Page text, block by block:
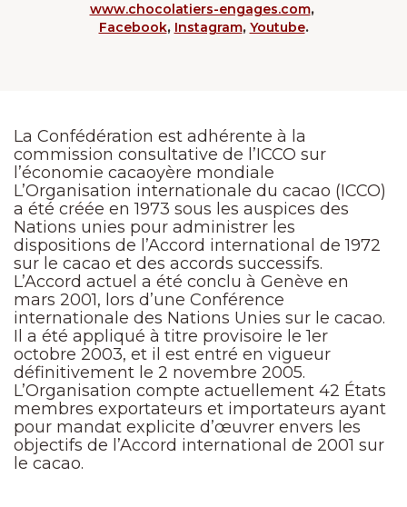
www.chocolatiers-engages.com,
Facebook, Instagram, Youtube.
La Confédération est adhérente à la
commission consultative de l’ICCO sur
l’économie cacaoyère mondiale
L’Organisation internationale du cacao (ICCO)
a été créée en 1973 sous les auspices des
Nations unies pour administrer les
dispositions de l’Accord international de 1972
sur le cacao et des accords successifs.
L’Accord actuel a été conclu à Genève en
mars 2001, lors d’une Conférence
internationale des Nations Unies sur le cacao.
Il a été appliqué à titre provisoire le 1er
octobre 2003, et il est entré en vigueur
définitivement le 2 novembre 2005.
L’Organisation compte actuellement 42 États
membres exportateurs et importateurs ayant
pour mandat explicite d’œuvrer envers les
objectifs de l’Accord international de 2001 sur
le cacao.